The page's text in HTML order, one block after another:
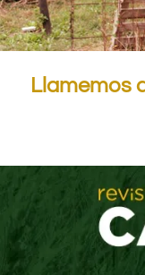
Llamemos